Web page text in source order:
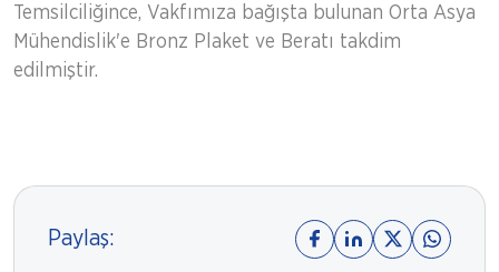
Temsilciliğince, Vakfımıza bağışta bulunan Orta Asya
Mühendislik'e Bronz Plaket ve Beratı takdim
edilmiştir.
Paylaş: